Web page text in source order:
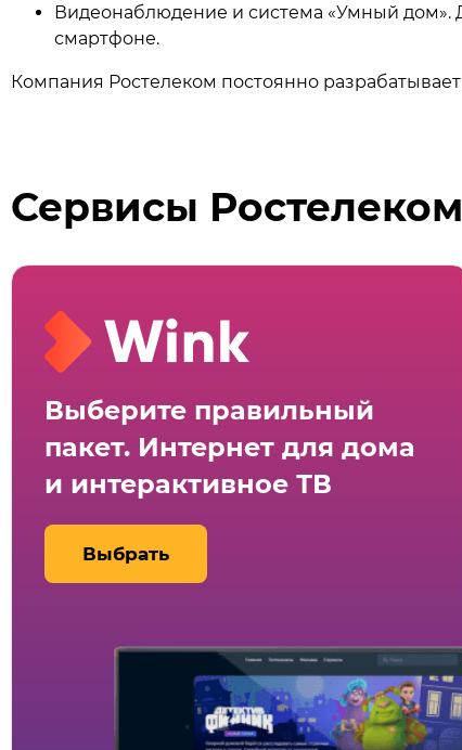
Видеонаблюдение и система «Умный
смартфоне.
Компания Ростелеком постоянно
Сервисы Ростелеком
Выберите правильный
пакет. Интернет для дома
и интерактивное ТВ
Выбрать